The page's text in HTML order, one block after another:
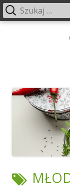
Menu
TAGI: